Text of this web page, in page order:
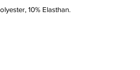
10% Elasthan.